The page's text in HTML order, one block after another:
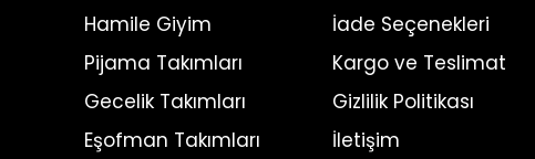
Hamile Giyim
Pijama Takımları
Gecelik Takımları
Eşofman Takımları
İade Seçenekleri
Kargo ve Teslimat
Gizlilik Politikası
İletişim